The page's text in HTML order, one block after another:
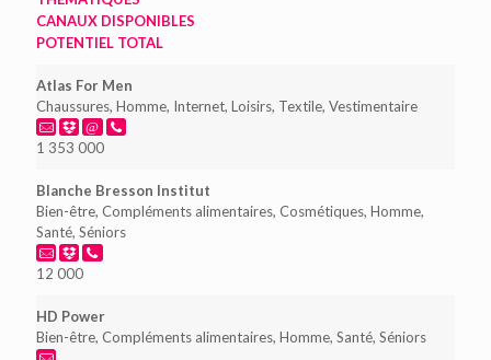
CANAUX DISPONIBLES
POTENTIEL TOTAL
Atlas For Men
Chaussures, Homme, Internet, Loisirs, Textile, Vestimentaire
1 353 000
Blanche Bresson Institut
Bien-être, Compléments alimentaires, Cosmétiques, Homme,
Santé, Séniors
12 000
HD Power
Bien-être, Compléments alimentaires, Homme, Santé, Séniors